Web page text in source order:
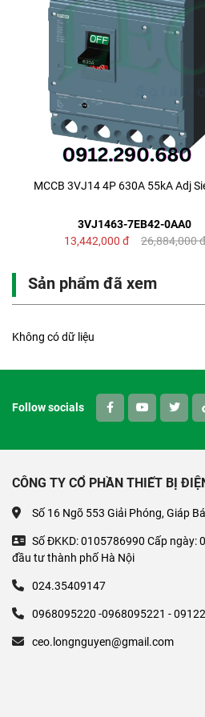
MCCB 3VJ14 4P 630A 55kA Adj
3VJ1463-7EB42-0AA0
13,442,000 đ 26,884,000đ
Sản phẩm đã xem
Không có dữ liệu
Follow socials
CÔNG TY CỔ PHẦN THIẾT BỊ
Số 16 Ngõ 553 Giải Phóng, Giáp
Số ĐKKD: 0105786990 Cấp ngày:
đầu tư thành phố Hà Nội
024.35409147
0968095220 -0968095221 -
ceo.longnguyen@gmail.com